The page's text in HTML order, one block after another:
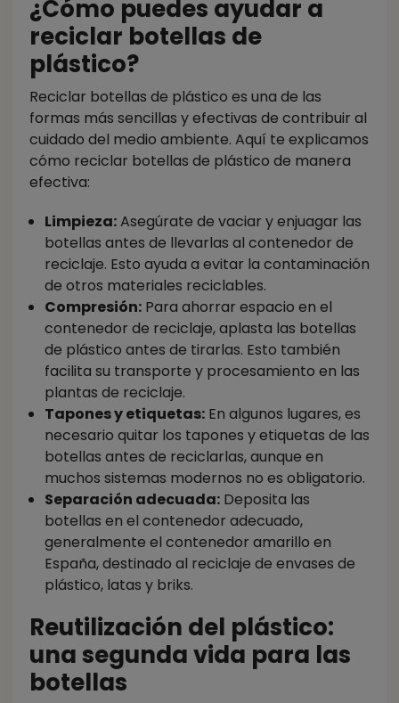
¿Cómo puedes ayudar a
reciclar botellas de
plástico?
Reciclar botellas de plástico es una de las
formas más sencillas y efectivas de contribuir al
cuidado del medio ambiente. Aquí te explicamos
cómo reciclar botellas de plástico de manera
efectiva:
Limpieza:Asegúrate de vaciar y enjuagar las
botellas antes de llevarlas al contenedor de
reciclaje. Esto ayuda a evitar la contaminación
de otros materiales reciclables.
Compresión:Para ahorrar espacio en el
contenedor de reciclaje, aplasta las botellas
de plástico antes de tirarlas. Esto también
facilita su transporte y procesamiento en las
plantas de reciclaje.
Tapones y etiquetas:En algunos lugares, es
necesario quitar los tapones y etiquetas de las
botellas antes de reciclarlas, aunque en
muchos sistemas modernos no es obligatorio.
Separación adecuada:Deposita las
botellas en el contenedor adecuado,
generalmente el contenedor amarillo en
España, destinado al reciclaje de envases de
plástico, latas y briks.
Reutilización del plástico:
una segunda vida para las
botellas